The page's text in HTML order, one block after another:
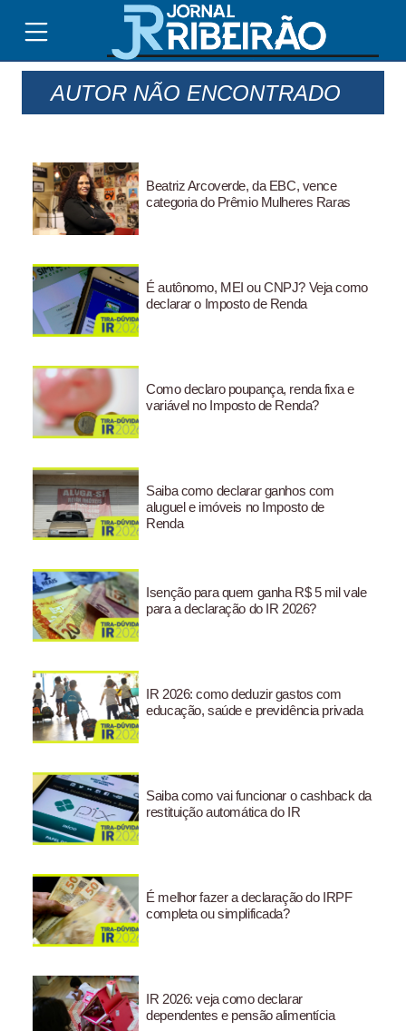
AUTOR NÃO ENCONTRADO
Beatriz Arcoverde, da EBC, vence
categoria do Prêmio Mulheres Raras
É autônomo, MEI ou CNPJ? Veja como
declarar o Imposto de Renda
Como declaro poupança, renda fixa e
variável no Imposto de Renda?
Saiba como declarar ganhos com
aluguel e imóveis no Imposto de
Renda
Isenção para quem ganha R$ 5 mil vale
para a declaração do IR 2026?
IR 2026: como deduzir gastos com
educação, saúde e previdência privada
Saiba como vai funcionar o cashback da
restituição automática do IR
É melhor fazer a declaração do IRPF
completa ou simplificada?
IR 2026: veja como declarar
dependentes e pensão alimentícia